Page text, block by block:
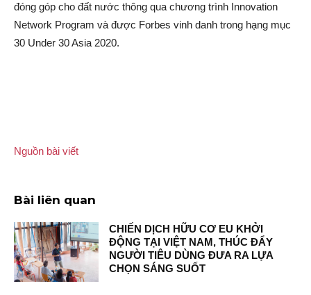
đóng góp cho đất nước thông qua chương trình Innovation
Network Program và được Forbes vinh danh trong hạng mục
30 Under 30 Asia 2020.
Nguồn bài viết
Bài liên quan
CHIẾN DỊCH HỮU CƠ EU KHỞI
ĐỘNG TẠI VIỆT NAM, THÚC ĐẨY
NGƯỜI TIÊU DÙNG ĐƯA RA LỰA
CHỌN SÁNG SUỐT